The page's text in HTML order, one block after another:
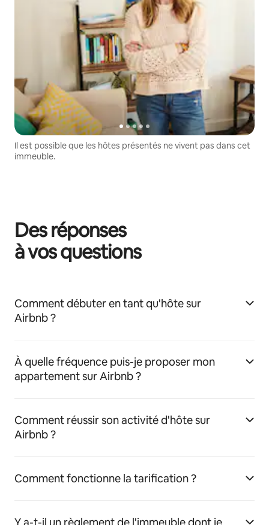
Il est possible que les hôtes présentés ne vivent pas dans cet
immeuble.
Des réponses
à vos questions
Comment débuter en tant qu'hôte sur
Airbnb ?
À quelle fréquence puis-je proposer mon
appartement sur Airbnb ?
Comment réussir son activité d'hôte sur
Airbnb ?
Comment fonctionne la tarification ?
Y a-t-il un règlement de l'immeuble dont je